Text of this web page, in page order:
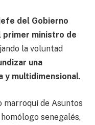
del Gobierno
primer ministro de
la voluntad
una
y multidimensional.
de Asuntos
homólogo senegalés,